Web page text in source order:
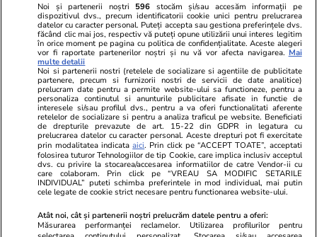
Viva.ro
Ce s-a aflat despre prima soție a lui Claudiu
Manda i-a suprins pe toți! Dar mai ales gestul
făcut de Olguța pentru mama copilului
soțului e chiar cir...
Unica.ro
Nu și ei! S-au
căsnicie! Cei doi
secret. Nimeni
motiv al
Noi și partenerii noștri 596 stocăm și/sau accesăm informații pe
dispozitivul dvs., precum identificatorii cookie unici pentru prelucrarea
datelor cu caracter personal. Puteți accepta sau gestiona preferințele dvs.
făcând clic mai jos, respectiv vă puteți opune utilizării unui interes legitim
în orice moment pe pagina cu politica de confidențialitate. Aceste alegeri
vor fi raportate partenerilor noștri și nu vă vor afecta navigarea. Mai
multe detalii
Noi si partenerii nostri (retelele de socializare si agentiile de publicitate
partenere, precum si furnizorii nostri de servicii de date analitice)
prelucram date pentru a permite website-ului sa functioneze, pentru a
personaliza continutul si anunturile publicitare afisate in functie de
interesele si/sau profilul dvs., pentru a va oferi functionalitati aferente
retelelor de socializare si pentru a analiza traficul pe website. Beneficiati
de drepturile prevazute de art. 15-22 din GDPR in legatura cu
prelucrarea datelor cu caracter personal. Aceste drepturi pot fi exercitate
prin modalitatea indicataaici. Prin click pe “ACCEPT TOATE”, acceptati
folosirea tuturor Tehnologiilor de tip Cookie, care implica inclusiv acceptul
dvs. cu privire la stocarea/accesarea informatiilor de catre Vendor-ii cu
care colaboram. Prin click pe “VREAU SA MODIFIC SETARILE
INDIVIDUAL” puteti schimba preferintele in mod individual, mai putin
cele legate de cookie strict necesare pentru functionarea website-ului.
Atât noi, cât și partenerii noștri prelucrăm datele pentru a oferi:
Măsurarea performanței reclamelor. Utilizarea profilurilor pentru